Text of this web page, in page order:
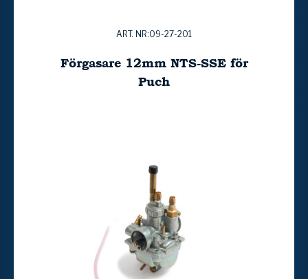
ART. NR:09-27-201
Förgasare 12mm NTS-SSE för
Puch